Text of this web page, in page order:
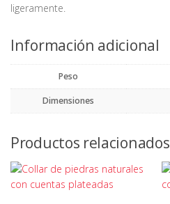
ligeramente.
Información adicional
Peso
Dimensiones
Productos relacionados